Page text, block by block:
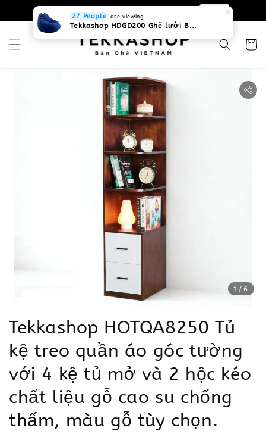
0931268840 Liên hệ với chúng tôi
1 /6
Tekkashop HOTQA8250 Tủ
kệ treo quần áo góc tường
với 4 kệ tủ mở và 2 hộc kéo
chất liệu gỗ cao su chống
thấm, màu gỗ tùy chọn.
27 People are viewing
Tekkashop HDGD200 Ghế lười Beanbag form truyền thống, chất liệu Olefin canvas kháng nước, màu xanh biển, có thể sử dụng trong nhà và cả ngoài trời, có quai xách